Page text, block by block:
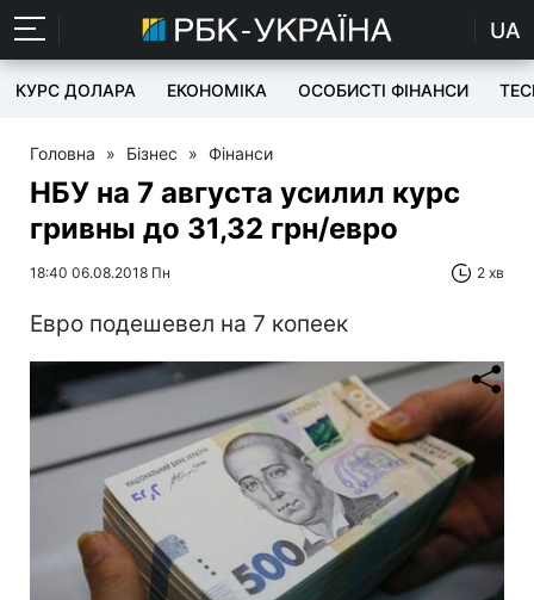
UA
КУРС ДОЛАРА ЕКОНОМІКА ОСОБИСТІ ФІНАНСИ
Головна » Бізнес » Фінанси
НБУ на 7 августа усилил курс
гривны до 31,32 грн/евро
18:40 06.08.2018 Пн 2 хв
Евро подешевел на 7 копеек